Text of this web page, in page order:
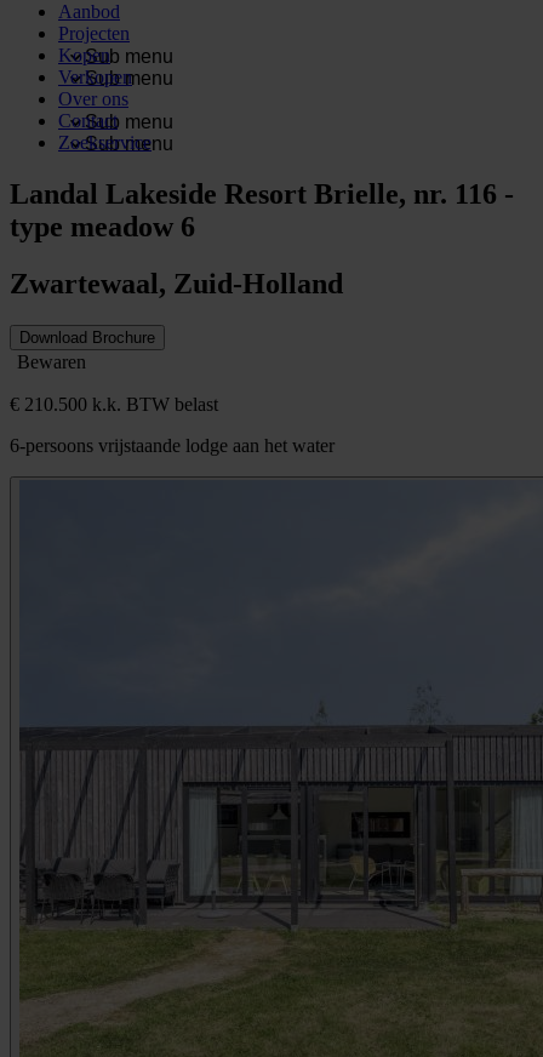
Aanbod
Projecten
Sub menu
Kopen
Sub menu
Verkopen
Over ons
Sub menu
Contact
Sub menu
Zoekservice
Landal Lakeside Resort Brielle, nr. 116 -
type meadow 6
Zwartewaal, Zuid-Holland
Download Brochure
Bewaren
€ 210.500 k.k. BTW belast
6-persoons vrijstaande lodge aan het water